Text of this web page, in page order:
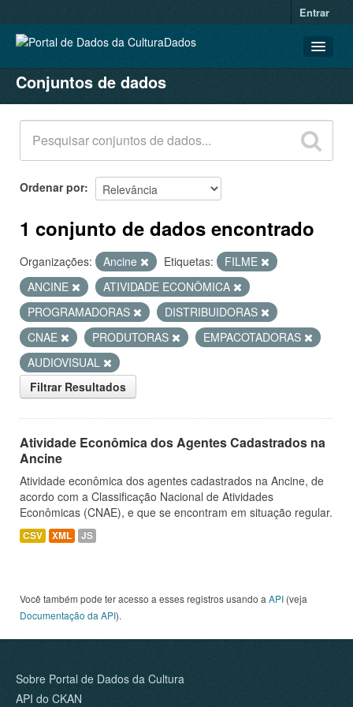
Entrar
CONJUNTOS DE DADOS
ORGANIZAÇÕES
GRUPOS
SOBRE
Conjuntos de dados
Ordenar por
1 conjunto de dados encontrado
Organizações: Ancine Etiquetas:
FILME
ANCINE
ATIVIDADE ECONÔMICA
PROGRAMADORAS
DISTRIBUIDORAS
CNAE
PRODUTORAS
EMPACOTADORAS
AUDIOVISUAL
Filtrar Resultados
Atividade Econômica dos Agentes Cadastrados na
Ancine
Atividade econômica dos agentes cadastrados na Ancine, de
acordo com a Classificação Nacional de Atividades
Econômicas (CNAE), e que se encontram em situação regular.
CSV XML JS
Você também pode ter acesso a esses registros usando a API (veja
Documentação da API).
Sobre Portal de Dados da Cultura
API do CKAN